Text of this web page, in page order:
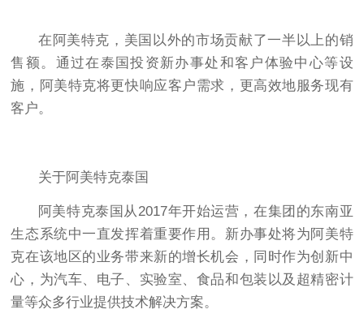
在阿美特克，美国以外的市场贡献了一半以上的销
售额。通过在泰国投资新办事处和客户体验中心等设
施，阿美特克将更快响应客户需求，更高效地服务现有
客户。
关于阿美特克泰国
阿美特克泰国从2017年开始运营，在集团的东南亚
生态系统中一直发挥着重要作用。新办事处将为阿美特
克在该地区的业务带来新的增长机会，同时作为创新中
心，为汽车、电子、实验室、食品和包装以及超精密计
量等众多行业提供技术解决方案。